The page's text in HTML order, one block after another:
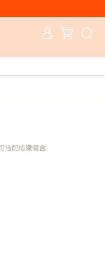
搭配植纖餐盒